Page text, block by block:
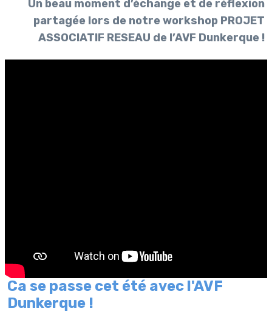
Un beau moment d’échange et de réflexion
partagée lors de notre workshop PROJET
ASSOCIATIF RESEAU de l’AVF Dunkerque !
Ca se passe cet été avec l'AVF
Dunkerque !